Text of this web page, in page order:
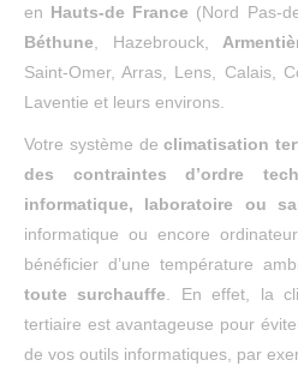
en Hauts-de France (Nord Pas-
Béthune , Hazebrouck,
Saint-Omer, Arras, Lens, Calais,
Laventie et leurs environs.
Votre système de climatisation
des contraintes d’ordre
informatique, laboratoire ou
informatique ou encore
bénéficier d’une température
toute surchauffe . En effet, la
tertiaire est avantageuse pour
de vos outils informatiques, par